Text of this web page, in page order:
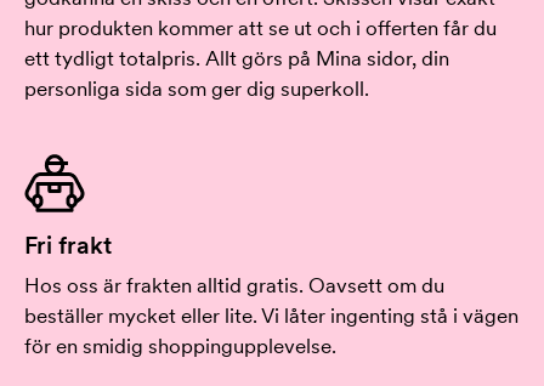
hur produkten kommer att se ut och i offerten får du
ett tydligt totalpris. Allt görs på Mina sidor, din
personliga sida som ger dig superkoll.
Fri frakt
Hos oss är frakten alltid gratis. Oavsett om du
beställer mycket eller lite. Vi låter ingenting stå i vägen
för en smidig shoppingupplevelse.